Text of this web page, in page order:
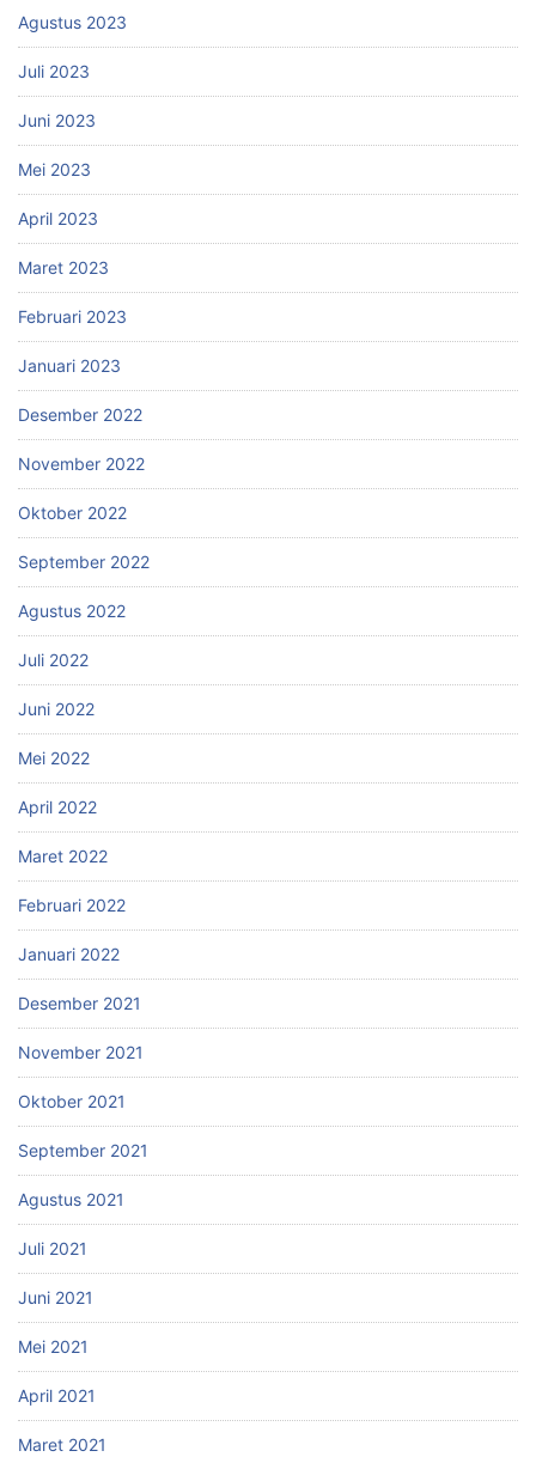
Agustus 2023
Juli 2023
Juni 2023
Mei 2023
April 2023
Maret 2023
Februari 2023
Januari 2023
Desember 2022
November 2022
Oktober 2022
September 2022
Agustus 2022
Juli 2022
Juni 2022
Mei 2022
April 2022
Maret 2022
Februari 2022
Januari 2022
Desember 2021
November 2021
Oktober 2021
September 2021
Agustus 2021
Juli 2021
Juni 2021
Mei 2021
April 2021
Maret 2021